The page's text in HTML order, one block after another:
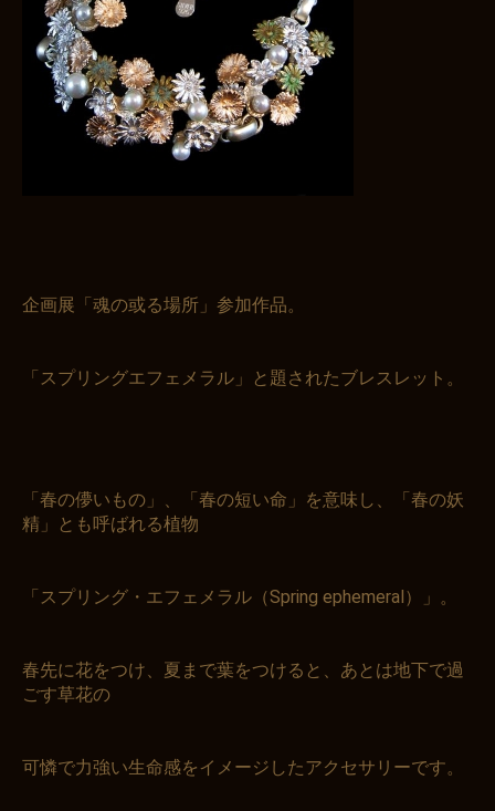
企画展「魂の或る場所」参加作品。
「スプリングエフェメラル」と題されたブレスレット。
「春の儚いもの」、「春の短い命」を意味し、「春の妖
精」とも呼ばれる植物
「スプリング・エフェメラル（Spring ephemeral）」。
春先に花をつけ、夏まで葉をつけると、あとは地下で過
ごす草花の
可憐で力強い生命感をイメージしたアクセサリーです。